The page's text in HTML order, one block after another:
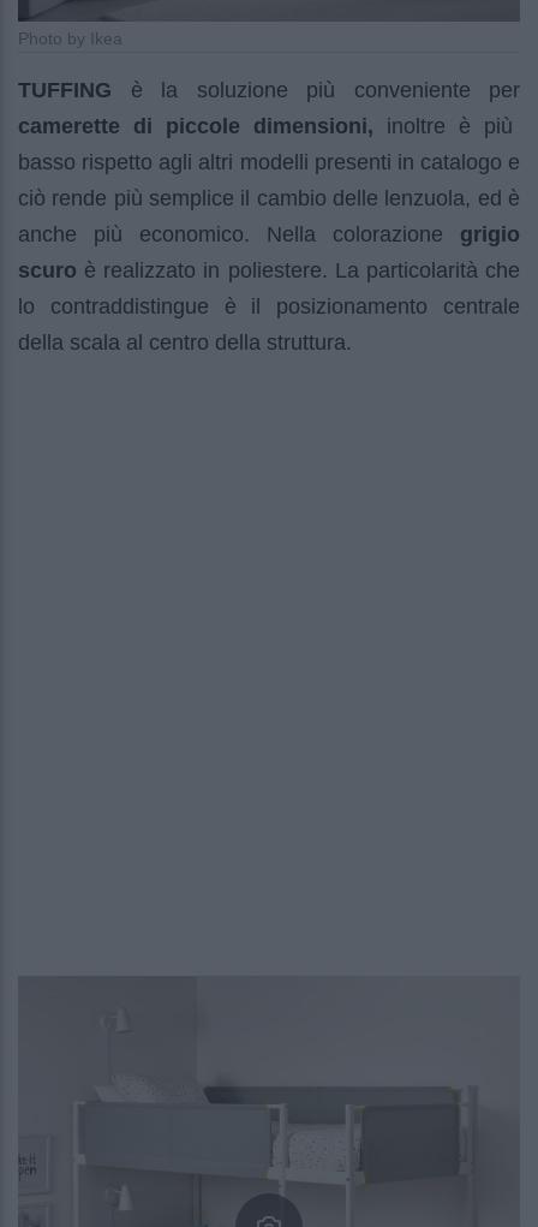
Photo by Ikea
TUFFING è la soluzione più conveniente per
camerette di piccole dimensioni, inoltre è più
basso rispetto agli altri modelli presenti in catalogo e
ciò rende più semplice il cambio delle lenzuola, ed è
anche più economico. Nella colorazione grigio
scuro è realizzato in poliestere. La particolarità che
lo contraddistingue è il posizionamento centrale
della scala al centro della struttura.